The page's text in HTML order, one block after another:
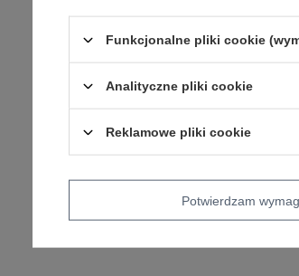
Funkcjonalne pliki cookie
Analityczne pliki cookie
Reklamowe pliki cookie
Potwierdzam